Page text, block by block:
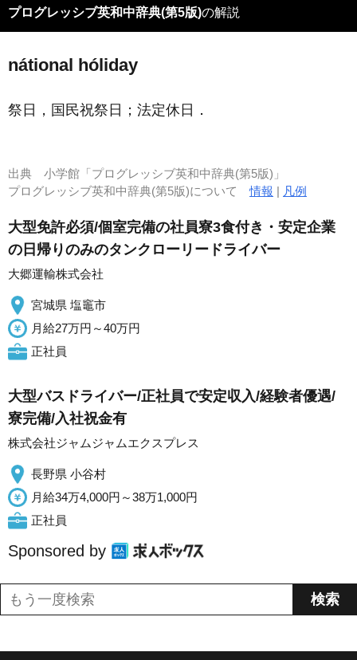
プログレッシブ英和中辞典(第5版)の解説
nátional hóliday
祭日，国民祝祭日；法定休日 ．
出典 小学館「プログレッシブ英和中辞典(第5版)」
プログレッシブ英和中辞典(第5版)について情報 | 凡例
大型免許必須/個室完備の社員寮3食付き・安定企業
の日帰りのみのタンクローリードライバー
大郷運輸株式会社
宮城県 塩竈市
月給27万円～40万円
正社員
大型バスドライバー/正社員で安定収入/経験者優遇/
寮完備/入社祝金有
株式会社ジャムジャムエクスプレス
長野県 小谷村
月給34万4,000円～38万1,000円
正社員
Sponsored by